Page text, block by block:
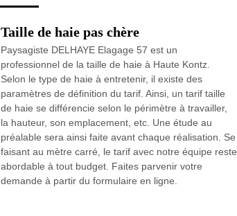
Taille de haie pas chère
Paysagiste DELHAYE Elagage 57 est un
professionnel de la taille de haie à Haute Kontz.
Selon le type de haie à entretenir, il existe des
paramètres de définition du tarif. Ainsi, un tarif taille
de haie se différencie selon le périmètre à travailler,
la hauteur, son emplacement, etc. Une étude au
préalable sera ainsi faite avant chaque réalisation. Se
faisant au mètre carré, le tarif avec notre équipe reste
abordable à tout budget. Faites parvenir votre
demande à partir du formulaire en ligne.